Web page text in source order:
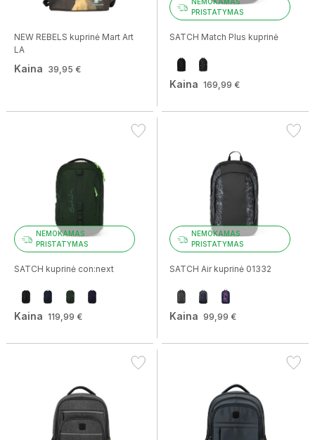
NEW REBELS kuprinė Mart Art
LA
Kaina 39,95 €
PRISTATYMAS
SATCH Match Plus kuprinė
Kaina 169,99 €
NEMOKAMAS
PRISTATYMAS
SATCH kuprinė con:next
Kaina 119,99 €
NEMOKAMAS
PRISTATYMAS
SATCH Air kuprinė 01332
Kaina 99,99 €